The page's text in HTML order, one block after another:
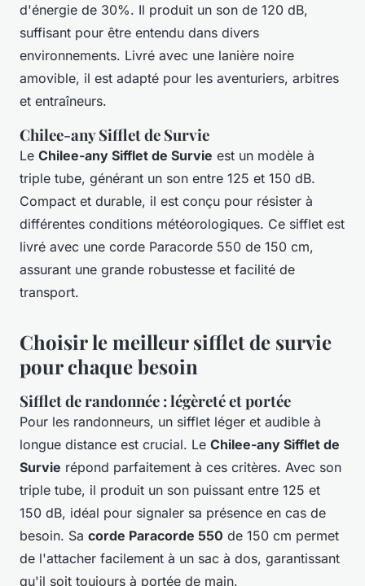
d'énergie de 30%. Il produit un son de 120 dB,
suffisant pour être entendu dans divers
environnements. Livré avec une lanière noire
amovible, il est adapté pour les aventuriers, arbitres
et entraîneurs.
Chilee-any Sifflet de Survie
Le Chilee-any Sifflet de Survie est un modèle à
triple tube, générant un son entre 125 et 150 dB.
Compact et durable, il est conçu pour résister à
différentes conditions météorologiques. Ce sifflet est
livré avec une corde Paracorde 550 de 150 cm,
assurant une grande robustesse et facilité de
transport.
Choisir le meilleur sifflet de survie
pour chaque besoin
Sifflet de randonnée : légèreté et portée
Pour les randonneurs, un sifflet léger et audible à
longue distance est crucial. Le Chilee-any Sifflet de
Survie répond parfaitement à ces critères. Avec son
triple tube, il produit un son puissant entre 125 et
150 dB, idéal pour signaler sa présence en cas de
besoin. Sa corde Paracorde 550 de 150 cm permet
de l'attacher facilement à un sac à dos, garantissant
qu'il soit toujours à portée de main.